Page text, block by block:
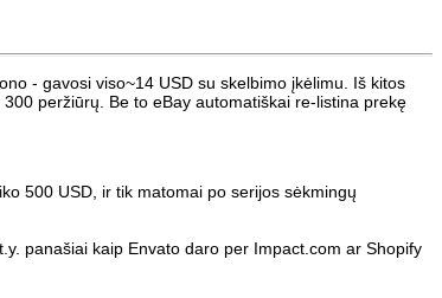
- gavosi viso~14 USD su skelbimo įkėlimu. Iš kitos
peržiūrų. Be to eBay automatiškai re-listina prekę
500 USD, ir tik matomai po serijos sėkmingų
panašiai kaip Envato daro per Impact.com ar Shopify